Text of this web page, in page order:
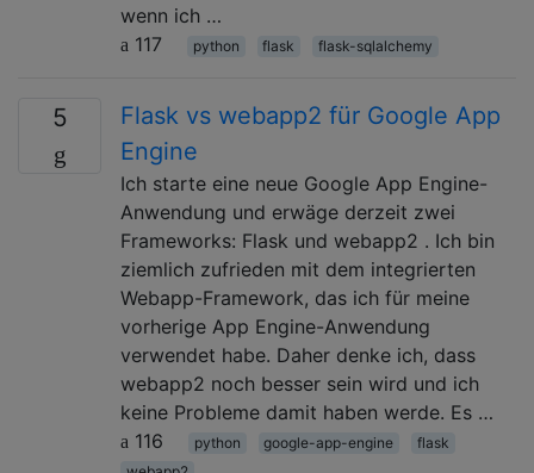
wenn ich …
117
python flask flask-sqlalchemy
5
Flask vs webapp2 für Google App
Engine
Ich starte eine neue Google App Engine-
Anwendung und erwäge derzeit zwei
Frameworks: Flask und webapp2 . Ich bin
ziemlich zufrieden mit dem integrierten
Webapp-Framework, das ich für meine
vorherige App Engine-Anwendung
verwendet habe. Daher denke ich, dass
webapp2 noch besser sein wird und ich
keine Probleme damit haben werde. Es …
116
python google-app-engine
flask